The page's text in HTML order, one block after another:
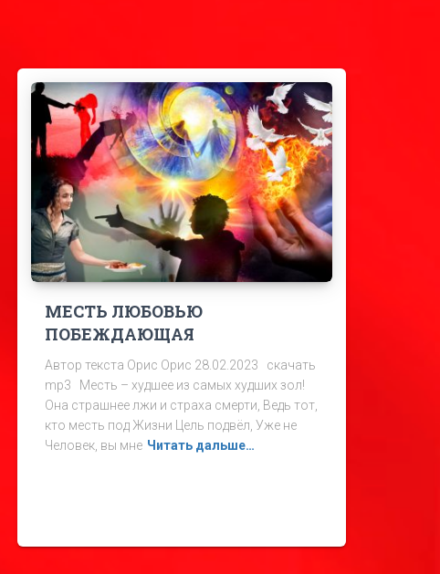
МЕСТЬ ЛЮБОВЬЮ
ПОБЕЖДАЮЩАЯ
Автор текста Орис Орис 28.02.2023 скачать
mp3 Месть – худшее из самых худших зол!
Она страшнее лжи и страха смерти, Ведь тот,
кто месть под Жизни Цель подвёл, Уже не
Человек, вы мне Читать дальше…